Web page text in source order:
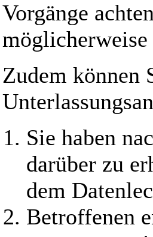
Vorgänge
Zudem können
Sie haben
darüber zu
dem
Betroffenen